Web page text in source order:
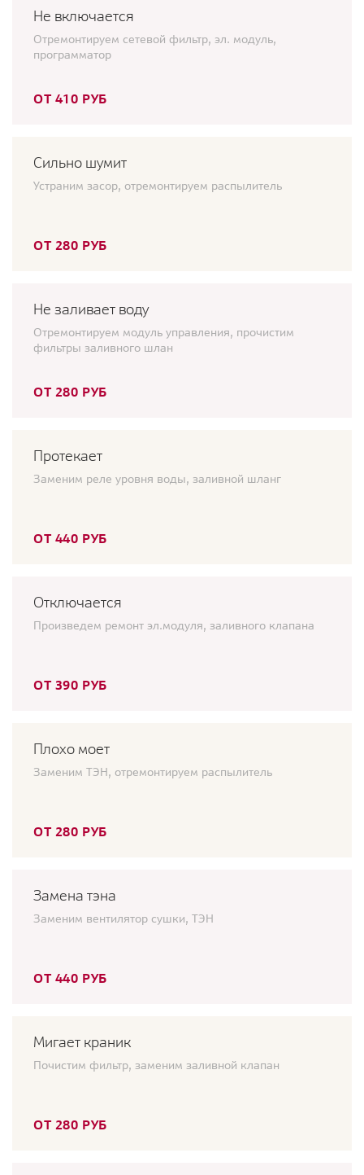
Не включается
Отремонтируем сетевой фильтр, эл. модуль,
программатор
ОТ 410 РУБ
Сильно шумит
Устраним засор, отремонтируем распылитель
ОТ 280 РУБ
Не заливает воду
Отремонтируем модуль управления, прочистим
фильтры заливного шлан
ОТ 280 РУБ
Протекает
Заменим реле уровня воды, заливной шланг
ОТ 440 РУБ
Отключается
Произведем ремонт эл.модуля, заливного клапана
ОТ 390 РУБ
Плохо моет
Заменим ТЭН, отремонтируем распылитель
ОТ 280 РУБ
Замена тэна
Заменим вентилятор сушки, ТЭН
ОТ 440 РУБ
Мигает краник
Почистим фильтр, заменим заливной клапан
ОТ 280 РУБ